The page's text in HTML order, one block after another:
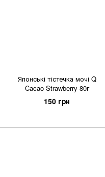
Японські тістечка мочі Q
Cacao Strawberry 80г
150 грн